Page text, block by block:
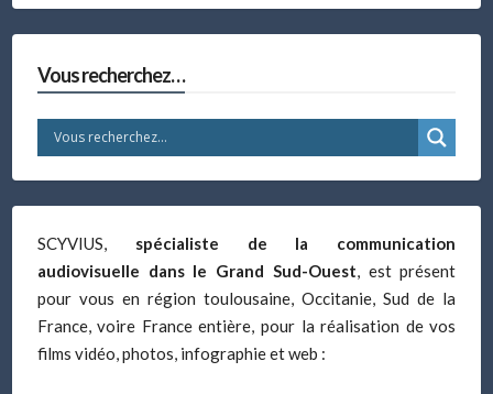
Vous recherchez…
SCYVIUS, spécialiste de la communication
audiovisuelle dans le Grand Sud-Ouest, est présent
pour vous en région toulousaine, Occitanie, Sud de la
France, voire France entière, pour la réalisation de vos
films vidéo, photos, infographie et web :